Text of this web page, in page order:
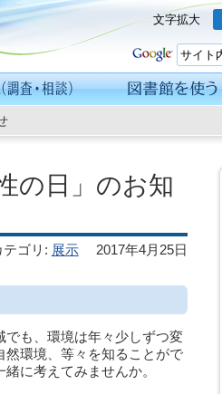
文字拡大
の日」のお知
テゴリ : 展示 2017年4月25日
も、環境は年々少しずつ変
環境、等々を知ることがで
に考えてみませんか。